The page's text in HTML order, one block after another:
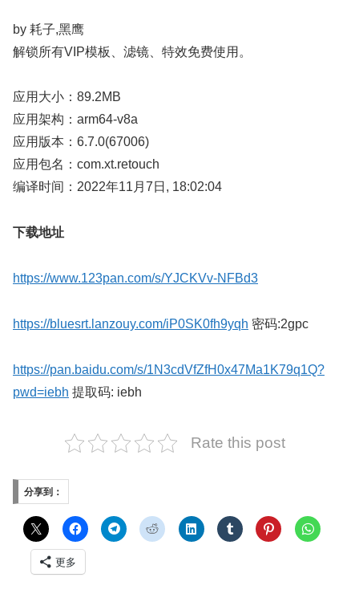
by 耗子,黑鹰
解锁所有VIP模板、滤镜、特效免费使用。
应用大小：89.2MB
应用架构：arm64-v8a
应用版本：6.7.0(67006)
应用包名：com.xt.retouch
编译时间：2022年11月7日, 18:02:04
下载地址
https://www.123pan.com/s/YJCKVv-NFBd3
https://bluesrt.lanzouy.com/iP0SK0fh9yqh 密码:2gpc
https://pan.baidu.com/s/1N3cdVfZfH0x47Ma1K79q1Q?
pwd=iebh 提取码: iebh
Rate this post
分享到：
更多